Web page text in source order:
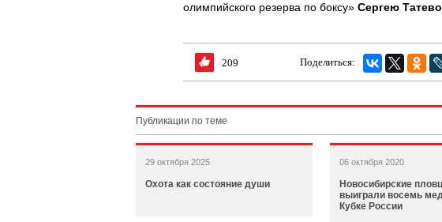
олимпийского резерва по боксу» Сергею
209 Поделиться:
Публикации по теме
29 октября 2025
Охота как состояние души
06 октября 2020
Новосибирские
выиграли восемь
Кубке России